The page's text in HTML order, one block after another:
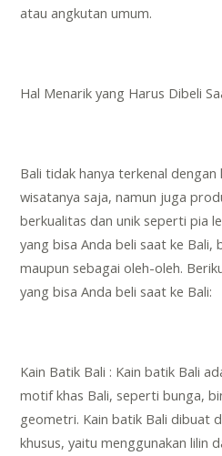
atau angkutan umum.
Hal Menarik yang Harus Dibeli
Bali tidak hanya terkenal
wisatanya saja, namun juga
berkualitas dan unik sepertipia
yang bisa Anda beli saat ke Bali,
maupun sebagai oleh-oleh.
yang bisa Anda beli saat ke Bali:
Kain Batik Bali : Kain batik Bali
motif khas Bali, seperti bunga,
geometri. Kain batik Bali dibuat
khusus, yaitu menggunakan lilin